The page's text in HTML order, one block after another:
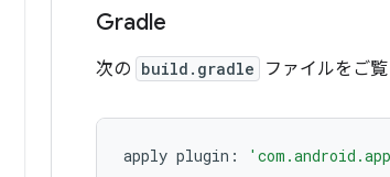
Gradle
次の build.gradle ファイルをご覧
apply plugin :